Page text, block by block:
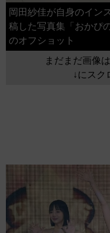
岡田紗佳が自身のイン
稿した写真集「おかぴ
のオフショット
まだまだ画像
↓にスク